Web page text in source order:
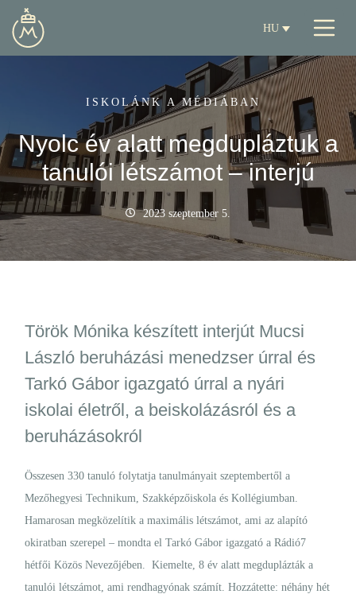
HU
ISKOLÁNK A MÉDIÁBAN
Nyolc év alatt megdupláztuk a
tanulói létszámot – interjú
2023 szeptember 5.
Török Mónika készített interjút Mucsi
László beruházási menedzser úrral és
Tarkó Gábor igazgató úrral a nyári
iskolai életről, a beiskolázásról és a
beruházásokról
Összesen 330 tanuló folytatja tanulmányait szeptembertől a
Mezőhegyesi Technikum, Szakképzőiskola és Kollégiumban.
Hamarosan megközelítik a maximális létszámot, ami az alapító
okiratban szerepel – mondta el Tarkó Gábor igazgató a Rádió7
hétfői Közös Nevezőjében. Kiemelte, 8 év alatt megduplázták a
tanulói létszámot, ami rendhagyónak számít. Hozzátette: néhány hét